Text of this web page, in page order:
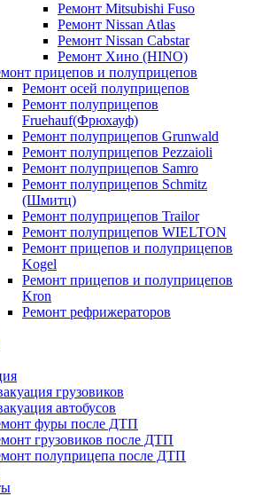
Ремонт Mitsubishi Fuso
Ремонт Nissan Atlas
Ремонт Nissan Cabstar
Ремонт Хино (HINO)
прицепов и полуприцепов
Ремонт осей полуприцепов
Ремонт полуприцепов
Fruehauf(Фрюхауф)
Ремонт полуприцепов Grunwald
Ремонт полуприцепов Pezzaioli
Ремонт полуприцепов Samro
Ремонт полуприцепов Schmitz
(Шмитц)
Ремонт полуприцепов Trailor
Ремонт полуприцепов WIELTON
Ремонт прицепов и полуприцепов
Kogel
Ремонт прицепов и полуприцепов
Kron
Ремонт рефрижераторов
грузовиков
автобусов
фуры после ДТП
грузовиков после ДТП
полуприцепа после ДТП